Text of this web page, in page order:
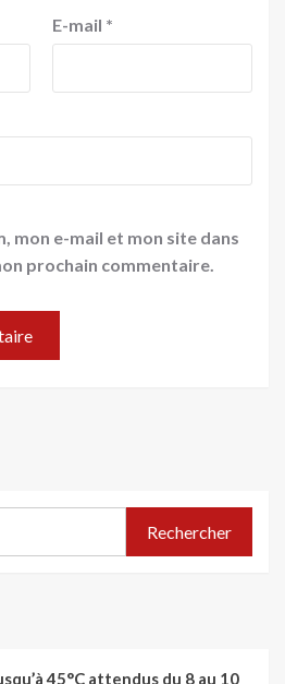
E-mail *
mon e-mail et mon site dans
prochain commentaire.
Rechercher
45°C attendus du 8 au 10